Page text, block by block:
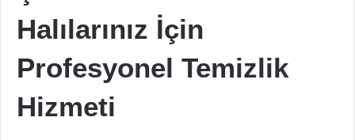
Halılarınız İçin
Profesyonel Temizlik
Hizmeti